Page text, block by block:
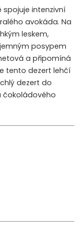
intenzivní
avokáda. Na
leskem,
posypem
a připomíná
tento dezert lehčí
dezert do
čokoládového